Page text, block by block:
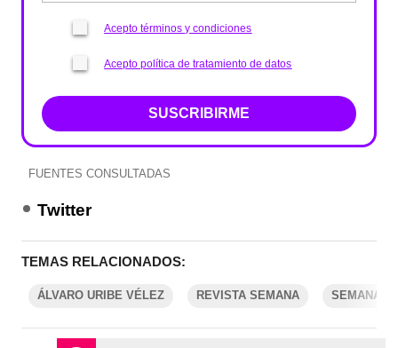
Acepto términos y condiciones
Acepto política de tratamiento de datos
SUSCRIBIRME
FUENTES CONSULTADAS
Twitter
TEMAS RELACIONADOS:
ÁLVARO URIBE VÉLEZ REVISTA SEMANA SEMANA